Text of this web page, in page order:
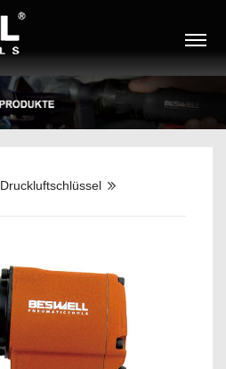
Druckluftschlüssel